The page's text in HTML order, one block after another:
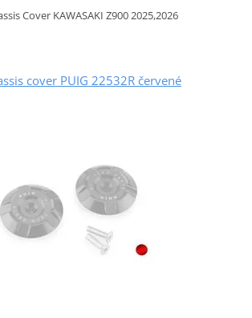
Cover KAWASAKI Z900 2025,2026
cover PUIG 22532R červené